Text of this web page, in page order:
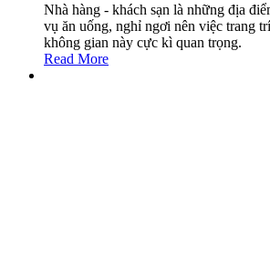
Nhà hàng - khách sạn là những địa
vụ ăn uống, nghỉ ngơi nên việc trang
không gian này cực kì quan trọng.
Read More